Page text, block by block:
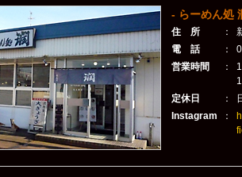
- らーめん処
住 所 ：
電 話
：
営業時間
：
定休日
：
Instagram
：